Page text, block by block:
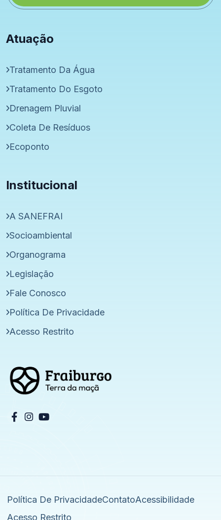
Atuação
Tratamento Da Água
Tratamento Do Esgoto
Drenagem Pluvial
Coleta De Resíduos
Ecoponto
Institucional
A SANEFRAI
Socioambiental
Organograma
Legislação
Fale Conosco
Política De Privacidade
Acesso Restrito
Política De PrivacidadeContatoAcessibilidade
Acesso Restrito